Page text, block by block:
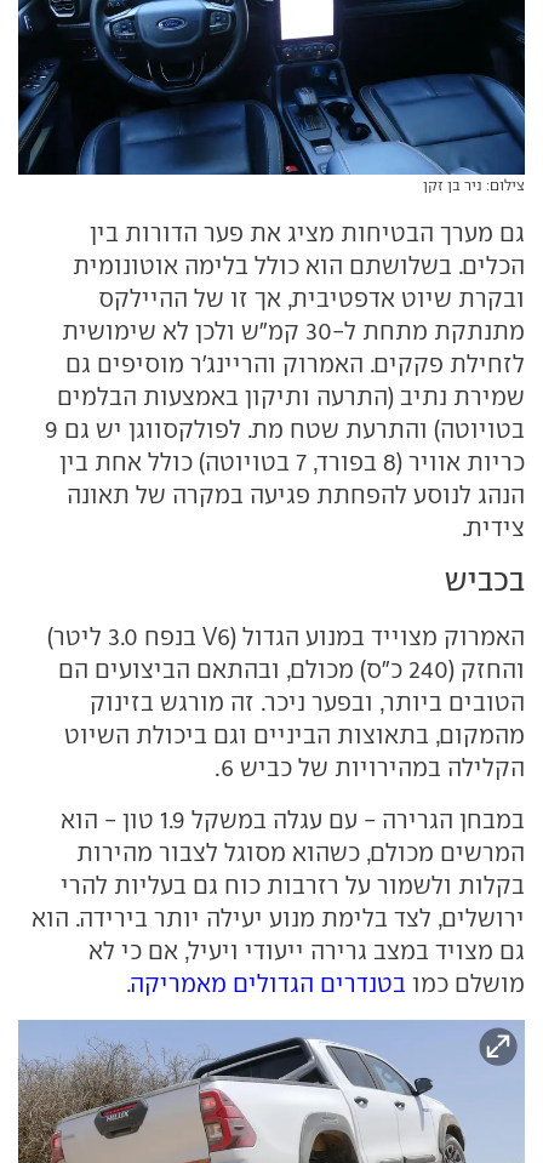
צילום: ניר בן זקן
גם מערך הבטיחות מציג את פער הדורות בין
הכלים. בשלושתם הוא כולל בלימה אוטונומית
ובקרת שיוט אדפטיבית, אך זו של ההיילקס
מתנתקת מתחת ל-30 קמ"ש ולכן לא שימושית
לזחילת פקקים. האמרוק והריינג'ר מוסיפים גם
שמירת נתיב (התרעה ותיקון באמצעות הבלמים
בטויוטה) והתרעת שטח מת. לפולקסווגן יש גם 9
כריות אוויר (8 בפורד, 7 בטויוטה) כולל אחת בין
הנהג לנוסע להפחתת פגיעה במקרה של תאונה
צידית.
בכביש
האמרוק מצוייד במנוע הגדול (V6 בנפח 3.0 ליטר)
והחזק (240 כ"ס) מכולם, ובהתאם הביצועים הם
הטובים ביותר, ובפער ניכר. זה מורגש בזינוק
מהמקום, בתאוצות הביניים וגם ביכולת השיוט
הקלילה במהירויות של כביש 6.
במבחן הגרירה - עם עגלה במשקל 1.9 טון - הוא
המרשים מכולם, כשהוא מסוגל לצבור מהירות
בקלות ולשמור על רזרבות כוח גם בעליות להרי
ירושלים, לצד בלימת מנוע יעילה יותר בירידה. הוא
גם מצויד במצב גרירה ייעודי ויעיל, אם כי לא
מושלם כמו בטנדרים הגדולים מאמריקה.